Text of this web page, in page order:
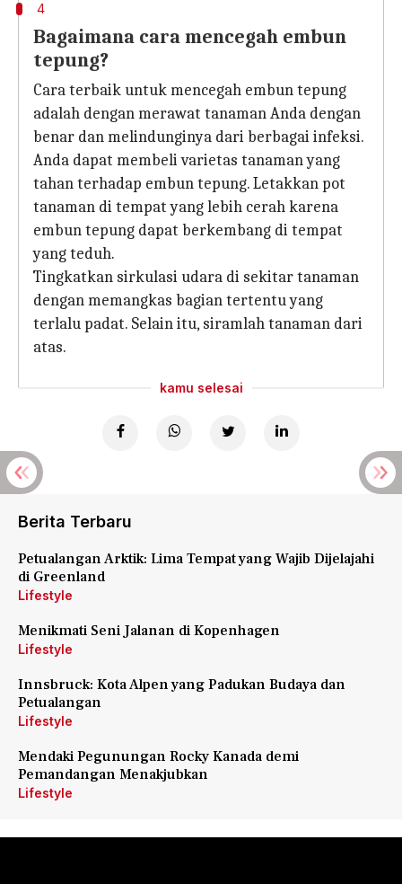
4
Bagaimana cara mencegah embun
tepung?
Cara terbaik untuk mencegah embun tepung
adalah dengan merawat tanaman Anda dengan
benar dan melindunginya dari berbagai infeksi.
Anda dapat membeli varietas tanaman yang
tahan terhadap embun tepung. Letakkan pot
tanaman di tempat yang lebih cerah karena
embun tepung dapat berkembang di tempat
yang teduh.
Tingkatkan sirkulasi udara di sekitar tanaman
dengan memangkas bagian tertentu yang
terlalu padat. Selain itu, siramlah tanaman dari
atas.
kamu selesai
Berita Terbaru
Petualangan Arktik: Lima Tempat yang Wajib Dijelajahi
di Greenland
Lifestyle
Menikmati Seni Jalanan di Kopenhagen
Lifestyle
Innsbruck: Kota Alpen yang Padukan Budaya dan
Petualangan
Lifestyle
Mendaki Pegunungan Rocky Kanada demi
Pemandangan Menakjubkan
Lifestyle